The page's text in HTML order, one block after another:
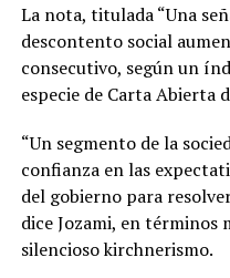
La nota, titulada “Una
descontento social
consecutivo, según un
especie de Carta Abierta
“Un segmento de la
confianza en las
del gobierno para
dice Jozami, en términos
silencioso kirchnerismo.